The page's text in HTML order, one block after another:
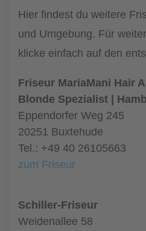
Hier findest du weitere
und Umgebung. Für
klicke einfach auf den
Friseur MariaMani Hair
Blonde Spezialist |
Eppendorfer Weg 245
20251 Buxtehude
Tel.: +49 40 26105663
zum Friseur
Schiller-Friseur
Weidenallee 58